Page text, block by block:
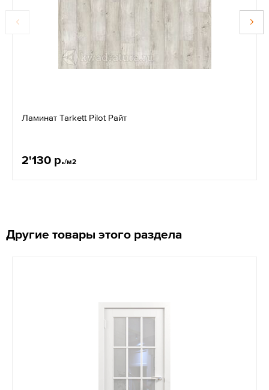
Ламинат Tarkett Pilot Райт
2'130 р./м2
Другие товары этого раздела